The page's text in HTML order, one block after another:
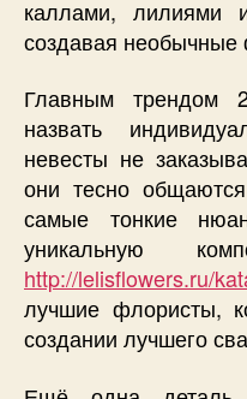
каллами, лилиями
создавая
Главным трендом
назвать
невесты не
они тесно
самые тонкие
уникальную
http://lelisflowers.ru/
лучшие флористы,
создании лучшего